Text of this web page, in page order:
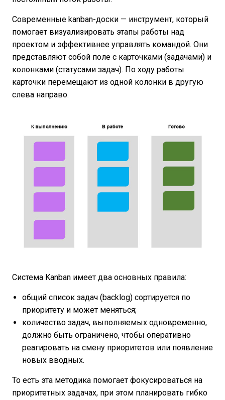
Современные kanban-доски — инструмент, который
помогает визуализировать этапы работы над
проектом и эффективнее управлять командой. Они
представляют собой поле с карточками (задачами) и
колонками (статусами задач). По ходу работы
карточки перемещают из одной колонки в другую
слева направо.
Система Kanban имеет два основных правила:
общий список задач (backlog) сортируется по
приоритету и может меняться;
количество задач, выполняемых одновременно,
должно быть ограничено, чтобы оперативно
реагировать на смену приоритетов или появление
новых вводных.
То есть эта методика помогает фокусироваться на
приоритетных задачах, при этом планировать гибко